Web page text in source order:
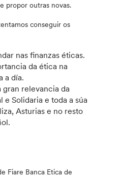
propor outras novas.
conseguir os
nas finanzas éticas.
da ética na
a día.
relevancia da
e Solidaria e toda a súa
Asturias e no resto
Fiare Banca Etica de